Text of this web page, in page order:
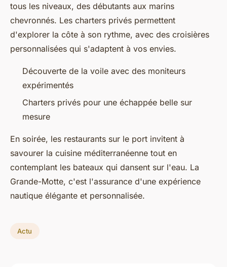
tous les niveaux, des débutants aux marins
chevronnés. Les charters privés permettent
d'explorer la côte à son rythme, avec des croisières
personnalisées qui s'adaptent à vos envies.
Découverte de la voile avec des moniteurs
expérimentés
Charters privés pour une échappée belle sur
mesure
En soirée, les restaurants sur le port invitent à
savourer la cuisine méditerranéenne tout en
contemplant les bateaux qui dansent sur l'eau. La
Grande-Motte, c'est l'assurance d'une expérience
nautique élégante et personnalisée.
Actu